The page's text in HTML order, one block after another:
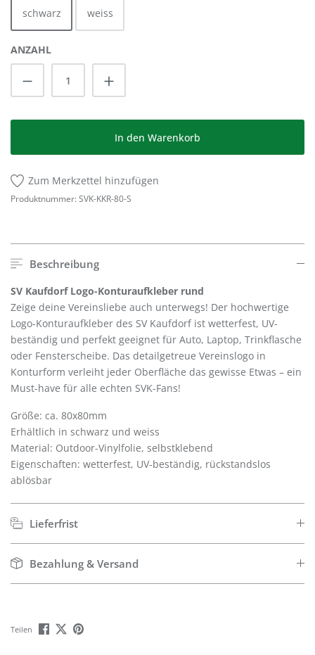
schwarz weiss
ANZAHL
Produkt Anzahl: Gib den gewünschten
In den Warenkorb
Zum Merkzettel hinzufügen
Produktnummer: SVK-KKR-80-S
Beschreibung
SV Kaufdorf Logo-Konturaufkleber rund
Zeige deine Vereinsliebe auch unterwegs! Der hochwertige
Logo-Konturaufkleber des SV Kaufdorf ist wetterfest, UV-
beständig und perfekt geeignet für Auto, Laptop, Trinkflasche
oder Fensterscheibe. Das detailgetreue Vereinslogo in
Konturform verleiht jeder Oberfläche das gewisse Etwas – ein
Must-have für alle echten SVK-Fans!
Größe: ca. 80x80mm
Erhältlich in schwarz und weiss
Material: Outdoor-Vinylfolie, selbstklebend
Eigenschaften: wetterfest, UV-beständig, rückstandslos
ablösbar
Lieferfrist
Bezahlung & Versand
Teilen